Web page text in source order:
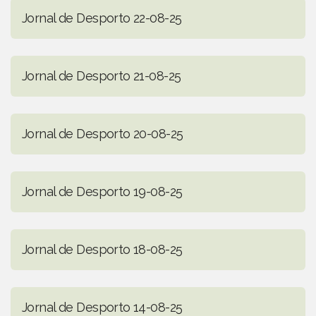
Jornal de Desporto 22-08-25
Jornal de Desporto 21-08-25
Jornal de Desporto 20-08-25
Jornal de Desporto 19-08-25
Jornal de Desporto 18-08-25
Jornal de Desporto 14-08-25